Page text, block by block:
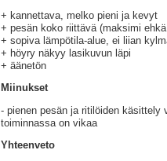
+ kannettava, melko pieni ja kevyt
+ pesän koko riittävä (maksimi
+ sopiva lämpötila-alue, ei liian
+ höyry näkyy lasikuvun läpi
+ äänetön
Miinukset
- pienen pesän ja ritilöiden käsittely
toiminnassa on vikaa
Yhteenveto